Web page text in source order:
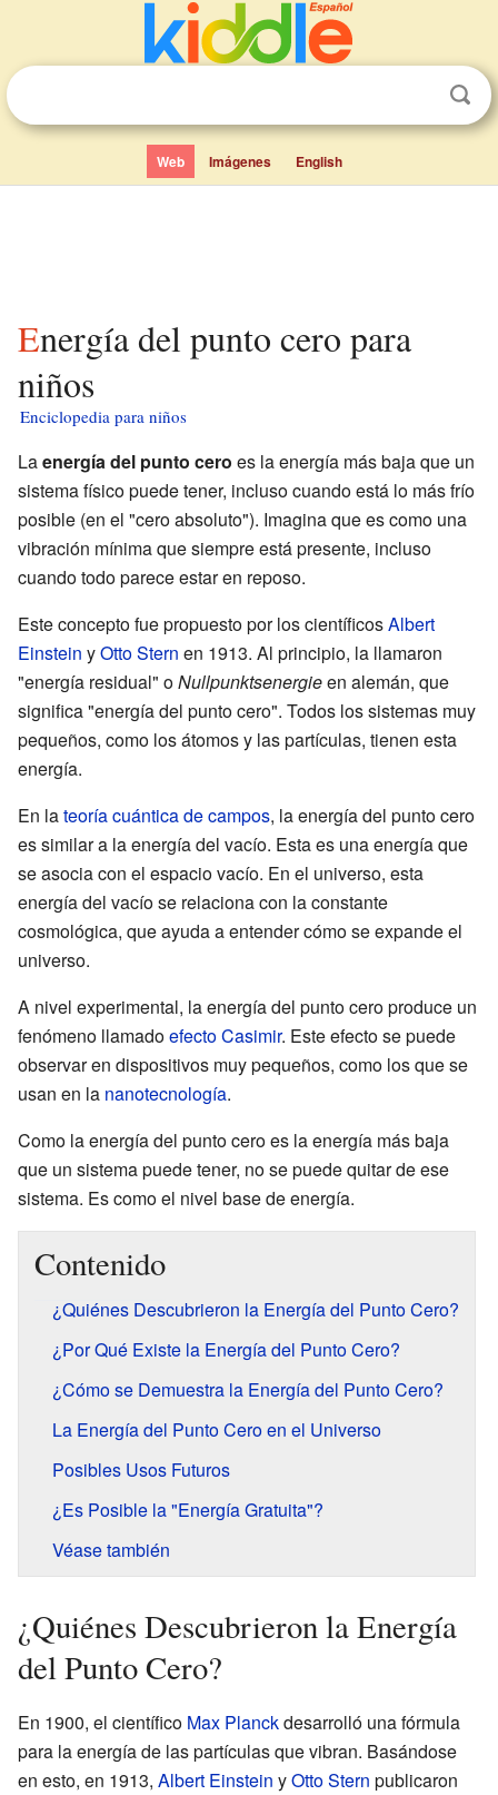
Web Imágenes English
Energía del punto cero para
niños
Enciclopedia para niños
Laenergía del punto cero es la energía más baja que un
sistema físico puede tener, incluso cuando está lo más frío
posible (en el "cero absoluto"). Imagina que es como una
vibración mínima que siempre está presente, incluso
cuando todo parece estar en reposo.
Este concepto fue propuesto por los científicosAlbert
Einstein yOtto Stern en 1913. Al principio, la llamaron
"energía residual" oNullpunktsenergieen alemán, que
significa "energía del punto cero". Todos los sistemas muy
pequeños, como los átomos y las partículas, tienen esta
energía.
En lateoría cuántica de campos, la energía del punto cero
es similar a la energía del vacío. Esta es una energía que
se asocia con el espacio vacío. En el universo, esta
energía del vacío se relaciona con la constante
cosmológica, que ayuda a entender cómo se expande el
universo.
A nivel experimental, la energía del punto cero produce un
fenómeno llamadoefecto Casimir. Este efecto se puede
observar en dispositivos muy pequeños, como los que se
usan en la nanotecnología.
Como la energía del punto cero es la energía más baja
que un sistema puede tener, no se puede quitar de ese
sistema. Es como el nivel base de energía.
Contenido
¿Quiénes Descubrieron la Energía del Punto Cero?
¿Por Qué Existe la Energía del Punto Cero?
¿Cómo se Demuestra la Energía del Punto Cero?
La Energía del Punto Cero en el Universo
Posibles Usos Futuros
¿Es Posible la "Energía Gratuita"?
Véase también
¿Quiénes Descubrieron la Energía
del Punto Cero?
En 1900, el científico Max Planckdesarrolló una fórmula
para la energía de las partículas que vibran. Basándose
en esto, en 1913, Albert Einstein yOtto Stern publicaron